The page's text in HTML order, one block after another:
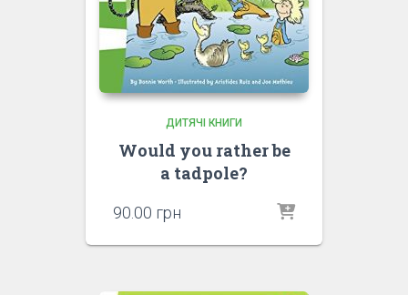
ДИТЯЧІ КНИГИ
Would you rather be
a tadpole?
90.00 грн